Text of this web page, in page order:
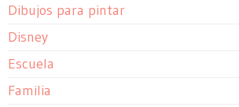
Dibujos para pintar
Disney
Escuela
Familia